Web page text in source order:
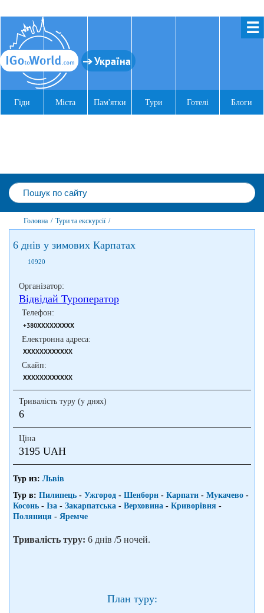
☰
Україна
Гіди Міста Пам'ятки Тури Готелі Блоги
Головна / Тури та екскурсії /
6 днів у зимових Карпатах
10920
Організатор:
Відвідай Туроператор
Телефон:
+380XXXXXXXXX
Електронна адреса:
XXXXXXXXXXXX
Скайп:
XXXXXXXXXXXX
Тривалість туру (у днях)
6
Ціна
3195 UAH
Тур из: Львів
Тур в: Пилипець - Ужгород - Шенборн - Карпати - Мукачево -
Косонь - Іза - Закарпатська - Верховина - Криворівня -
Поляниця - Яремче
Тривалість туру: 6 днів /5 ночей.
План туру: